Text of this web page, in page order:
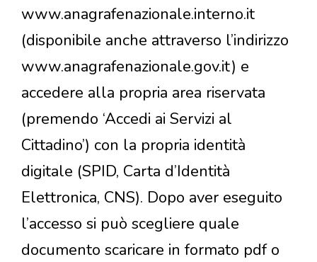
www.anagrafenazionale.interno.it
(disponibile anche attraverso l’indirizzo
www.anagrafenazionale.gov.it) e
accedere alla propria area riservata
(premendo ‘Accedi ai Servizi al
Cittadino’) con la propria identità
digitale (SPID, Carta d’Identità
Elettronica, CNS). Dopo aver eseguito
l’accesso si può scegliere quale
documento scaricare in formato pdf o